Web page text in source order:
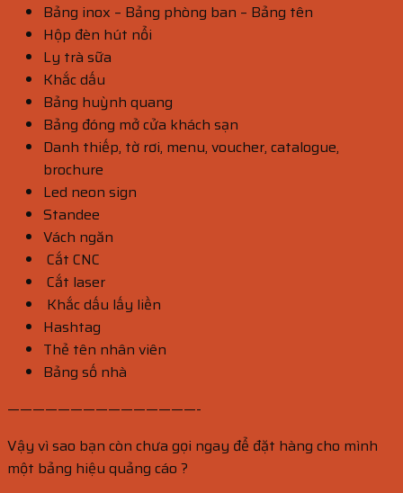
Bảng inox – Bảng phòng ban – Bảng tên
Hộp đèn hút nổi
Ly trà sữa
Khắc dấu
Bảng huỳnh quang
Bảng đóng mở cửa khách sạn
Danh thiếp, tờ rơi, menu, voucher, catalogue,
brochure
Led neon sign
Standee
Vách ngăn
Cắt CNC
Cắt laser
Khắc dấu lấy liền
Hashtag
Thẻ tên nhân viên
Bảng số nhà
———————————————-
Vậy vì sao bạn còn chưa gọi ngay để đặt hàng cho mình
một bảng hiệu quảng cáo ?